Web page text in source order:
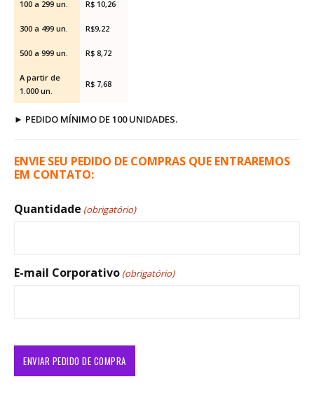
100 a 299 un. R$ 10,26
300 a 499 un. R$9,22
500 a 999 un. R$ 8,72
A partir de
1.000 un.
R$ 7,68
► PEDIDO MÍNIMO DE 100 UNIDADES.
ENVIE SEU PEDIDO DE COMPRAS QUE ENTRAREMOS
EM CONTATO:
Quantidade (obrigatório)
E-mail Corporativo (obrigatório)